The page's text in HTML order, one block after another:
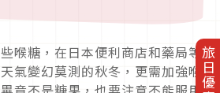
喉糖，在日本便利商店和藥局等
氣變幻莫測的秋冬，更需加強喉